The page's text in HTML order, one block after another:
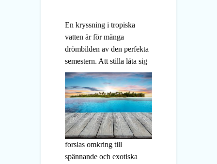
En kryssning i tropiska
vatten är för många
drömbilden av den perfekta
semestern. Att stilla låta sig
forslas omkring till
spännande och exotiska